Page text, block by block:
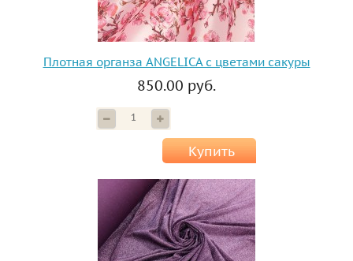
Плотная органза ANGELICA с цветами сакуры
850.00 руб.
Купить